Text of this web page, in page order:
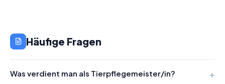
Häufige Fragen
Was verdient man als Tierpflegemeister/in?